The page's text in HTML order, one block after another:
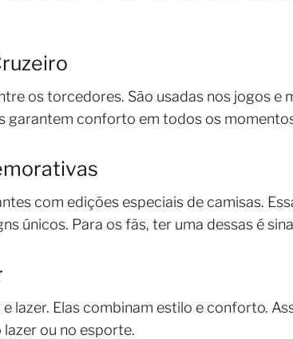
os torcedores. São usadas nos jogos e
garantem conforto em todos os
com edições especiais de camisas.
únicos. Para os fãs, ter uma dessas é
e lazer. Elas combinam estilo e conforto.
lazer ou no esporte.